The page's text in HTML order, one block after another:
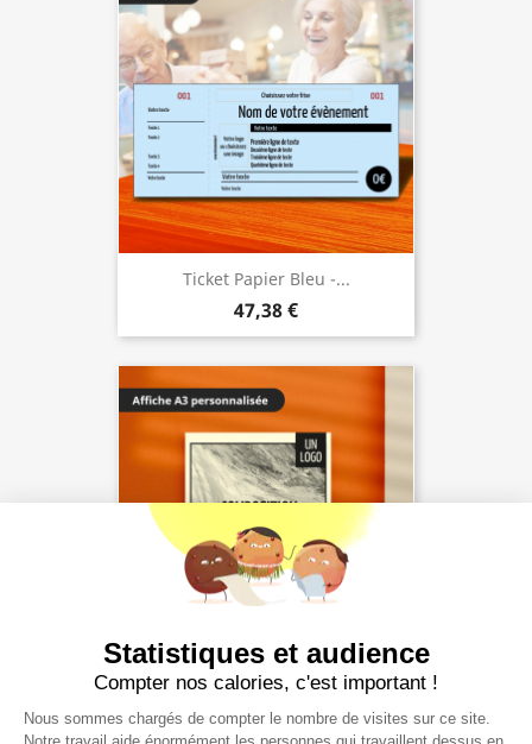
Ticket Papier Bleu -...
47,38 €
Affiche A3
50,34 €
Statistiques et audience
Compter nos calories, c'est important !
Nous sommes chargés de compter le nombre de visites sur ce site.
Notre travail aide énormément les personnes qui travaillent dessus en